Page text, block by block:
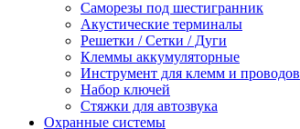
Саморезы под шестигранник
Акустические терминалы
Решетки / Сетки / Дуги
Клеммы аккумуляторные
Инструмент для клемм и проводов
Набор ключей
Стяжки для автозвука
Охранные системы